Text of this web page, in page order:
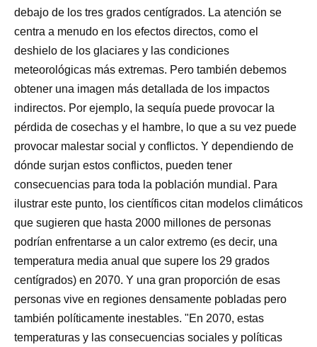
debajo de los tres grados centígrados. La atención se
centra a menudo en los efectos directos, como el
deshielo de los glaciares y las condiciones
meteorológicas más extremas. Pero también debemos
obtener una imagen más detallada de los impactos
indirectos. Por ejemplo, la sequía puede provocar la
pérdida de cosechas y el hambre, lo que a su vez puede
provocar malestar social y conflictos. Y dependiendo de
dónde surjan estos conflictos, pueden tener
consecuencias para toda la población mundial. Para
ilustrar este punto, los científicos citan modelos climáticos
que sugieren que hasta 2000 millones de personas
podrían enfrentarse a un calor extremo (es decir, una
temperatura media anual que supere los 29 grados
centígrados) en 2070. Y una gran proporción de esas
personas vive en regiones densamente pobladas pero
también políticamente inestables. "En 2070, estas
temperaturas y las consecuencias sociales y políticas